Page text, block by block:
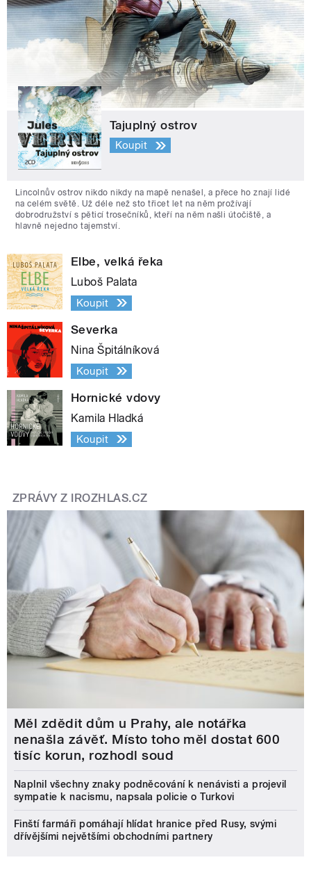
Tajuplný ostrov
Koupit
Lincolnův ostrov nikdo nikdy na mapě nenašel, a přece ho znají lidé
na celém světě. Už déle než sto třicet let na něm prožívají
dobrodružství s pěticí trosečníků, kteří na něm našli útočiště, a
hlavně nejedno tajemství.
Elbe, velká řeka
Luboš Palata
Koupit
Severka
Nina Špitálníková
Koupit
Hornické vdovy
Kamila Hladká
Koupit
ZPRÁVY Z IROZHLAS.CZ
Měl zdědit dům u Prahy, ale notářka
nenašla závěť. Místo toho měl dostat 600
tisíc korun, rozhodl soud
Naplnil všechny znaky podněcování k nenávisti a projevil
sympatie k nacismu, napsala policie o Turkovi
Finští farmáři pomáhají hlídat hranice před Rusy, svými
dřívějšími největšími obchodními partnery